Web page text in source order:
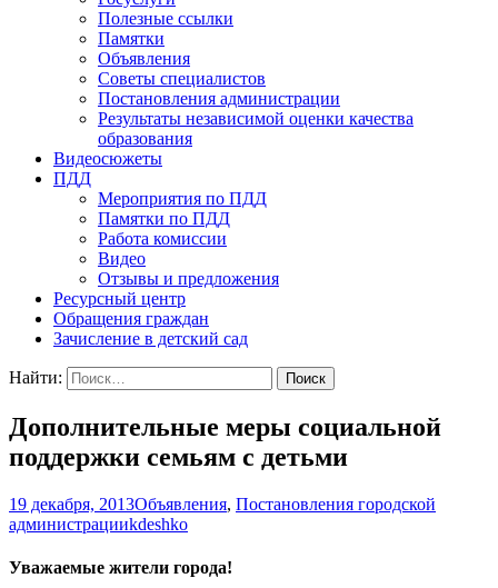
Полезные ссылки
Памятки
Объявления
Советы специалистов
Постановления администрации
Результаты независимой оценки качества
образования
Видеосюжеты
ПДД
Мероприятия по ПДД
Памятки по ПДД
Работа комиссии
Видео
Отзывы и предложения
Ресурсный центр
Обращения граждан
Зачисление в детский сад
Найти:
Дополнительные меры социальной
поддержки семьям с детьми
19 декабря, 2013Объявления, Постановления городской
администрацииkdeshko
Уважаемые жители города!